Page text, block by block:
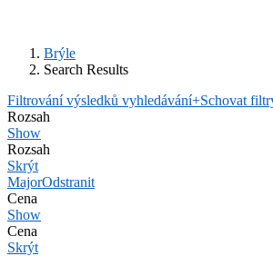
Brýle
Search Results
Filtrování výsledků vyhledávání+Schovat
Rozsah
Show
Rozsah
Skrýt
MajorOdstranit
Cena
Show
Cena
Skrýt